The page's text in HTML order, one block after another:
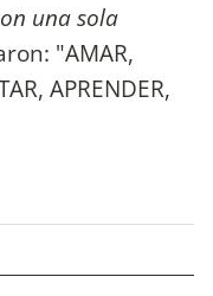
una sola
"AMAR,
APRENDER,